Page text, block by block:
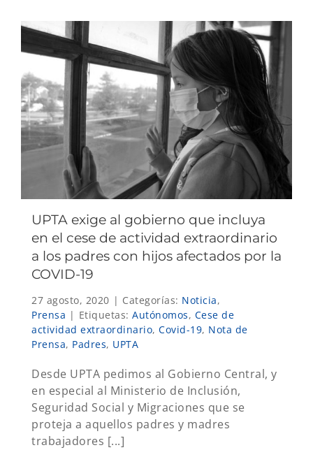
UPTA exige al gobierno que incluya
en el cese de actividad extraordinario
a los padres con hijos afectados por la
COVID-19
27 agosto, 2020 | Categorías: Noticia,
Prensa | Etiquetas: Autónomos, Cese de
actividad extraordinario, Covid-19, Nota de
Prensa, Padres, UPTA
Desde UPTA pedimos al Gobierno Central, y
en especial al Ministerio de Inclusión,
Seguridad Social y Migraciones que se
proteja a aquellos padres y madres
trabajadores [...]